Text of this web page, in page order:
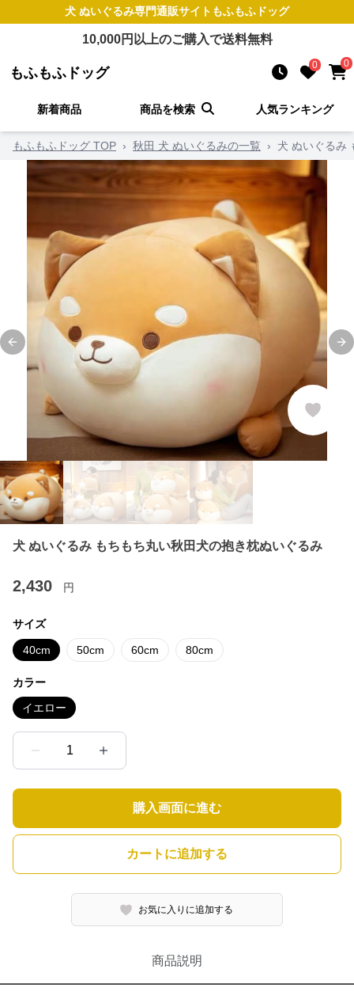
犬 ぬいぐるみ専門通販サイト もふもふドッグ
10,000円以上のご購入で送料無料
もふもふドッグ 0 0
新着商品 商品を検索 人気ランキング
もふもふドッグ TOP › 秋田 犬 ぬいぐるみの一覧 › 犬 ぬいぐるみ
Previous slide
犬 ぬいぐるみ もちもち丸い秋田犬の抱き枕ぬいぐるみ
2,430 円
サイズ
40cm 50cm 60cm 80cm
カラー
イエロー
1
購入画面に進む
カートに追加する
お気に入りに追加する
商品説明